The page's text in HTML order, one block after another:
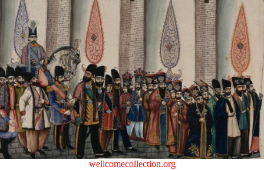
wellcomecollection.org